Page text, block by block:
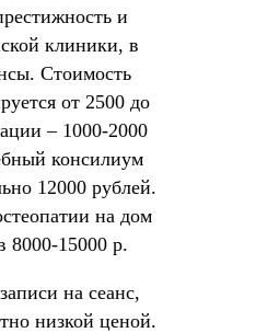
и
клиники, в
Стоимость
от 2500 до
– 1000-2000
консилиум
12000 рублей.
на дом
8000-15000 р.
на сеанс,
низкой ценой.